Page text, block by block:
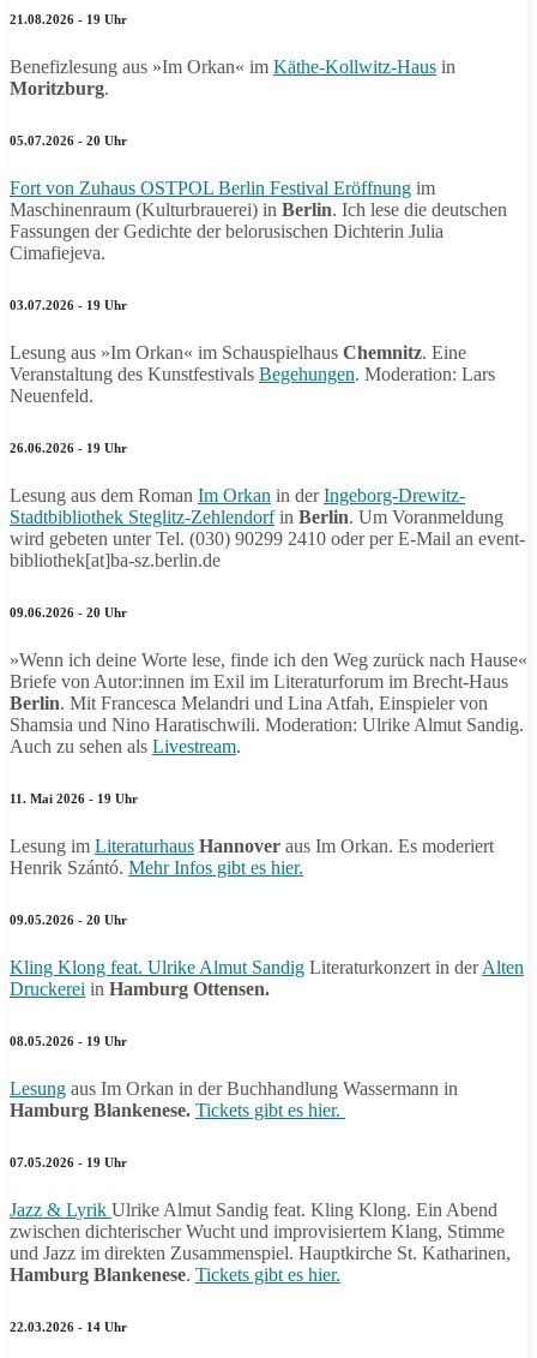
21.08.2026 - 19 Uhr
Benefizlesung aus »Im Orkan« im Käthe-Kollwitz-Haus in
Moritzburg.
05.07.2026 - 20 Uhr
Fort von Zuhaus OSTPOL Berlin Festival Eröffnung im
Maschinenraum (Kulturbrauerei) in Berlin. Ich lese die deutschen
Fassungen der Gedichte der belorusischen Dichterin Julia
Cimafiejeva.
03.07.2026 - 19 Uhr
Lesung aus »Im Orkan« im Schauspielhaus Chemnitz. Eine
Veranstaltung des Kunstfestivals Begehungen. Moderation: Lars
Neuenfeld.
26.06.2026 - 19 Uhr
Lesung aus dem Roman Im Orkan in derIngeborg-Drewitz-
Stadtbibliothek Steglitz-Zehlendorfin Berlin. Um Voranmeldung
wird gebeten unter Tel. (030) 90299 2410 oder per E-Mail an event-
bibliothek[at]ba-sz.berlin.de
09.06.2026 - 20 Uhr
»Wenn ich deine Worte lese, finde ich den Weg zurück nach Hause«
Briefe von Autor:innen im Exil im Literaturforum im Brecht-Haus
Berlin. Mit Francesca Melandri und Lina Atfah, Einspieler von
Shamsia und Nino Haratischwili. Moderation: Ulrike Almut Sandig.
Auch zu sehen als Livestream.
11. Mai 2026 - 19 Uhr
Lesung im Literaturhaus Hannover aus Im Orkan. Es moderiert
Henrik Szántó. Mehr Infos gibt es hier.
09.05.2026 - 20 Uhr
Kling Klong feat. Ulrike Almut Sandig Literaturkonzert in derAlten
Druckerei in Hamburg Ottensen.
08.05.2026 - 19 Uhr
Lesung aus Im Orkan in der Buchhandlung Wassermann in
Hamburg Blankenese. Tickets gibt es hier.
07.05.2026 - 19 Uhr
Jazz & Lyrik Ulrike Almut Sandig feat. Kling Klong. Ein Abend
zwischen dichterischer Wucht und improvisiertem Klang, Stimme
und Jazz im direkten Zusammenspiel. Hauptkirche St. Katharinen,
Hamburg Blankenese. Tickets gibt es hier.
22.03.2026 - 14 Uhr